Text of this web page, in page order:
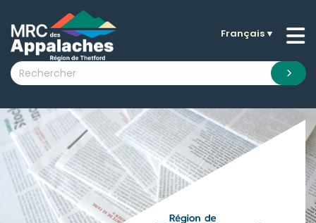
submenu (La MRC )
submenu (Citoyens )
submenu (Visiteurs )
submenu (Nouvelles )
submenu (Documentation )
Français▼